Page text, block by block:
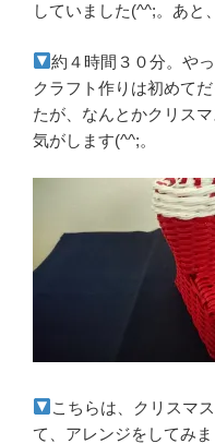
していました(^^;。あと
約４時間３０分。や
クラフト作りは初めて
たが、なんとかクリス
気がします(^^;。
こちらは、クリスマ
て、アレンジをしてみま